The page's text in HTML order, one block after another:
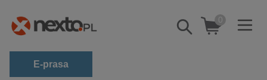
Pokaż/schowaj
wyszukiwarkę
0
E-prasa